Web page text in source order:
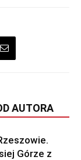
AUTORA
Górze z